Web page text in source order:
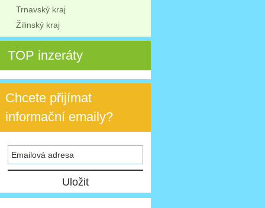
Trnavský kraj
Žilinský kraj
TOP inzeráty
Chcete přijímat
informační emaily?